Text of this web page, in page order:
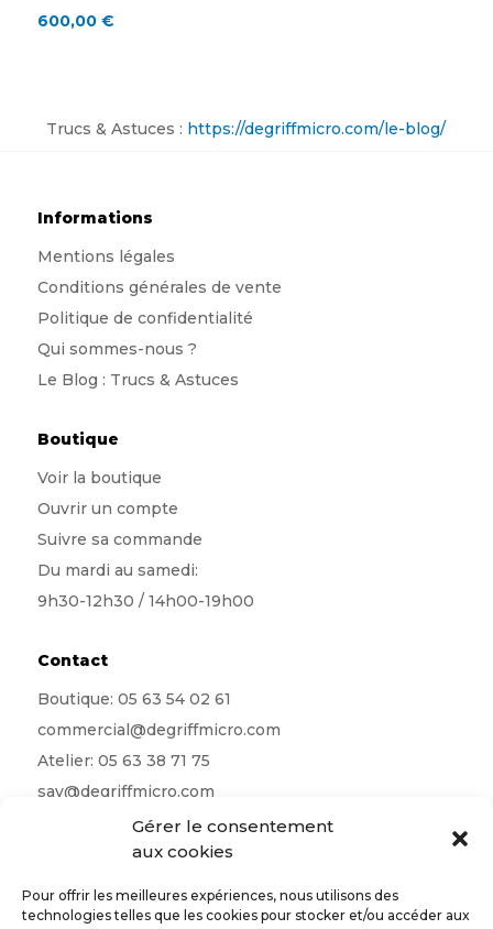
Gérer le consentement
aux cookies
Pour offrir les meilleures expériences, nous utilisons des
technologies telles que les cookies pour stocker et/ou accéder aux
600,00 €
Trucs & Astuces : https://degriffmicro.com/le-blog/
Informations
Mentions légales
Conditions générales de vente
Politique de confidentialité
Qui sommes-nous ?
Le Blog : Trucs & Astuces
Boutique
Voir la boutique
Ouvrir un compte
Suivre sa commande
Du mardi au samedi:
9h30-12h30 / 14h00-19h00
Contact
Boutique: 05 63 54 02 61
commercial@degriffmicro.com
Atelier: 05 63 38 71 75
sav@degriffmicro.com
albi@degriffmicro.com
16 Avenue de Garban 81990 Puygouzon